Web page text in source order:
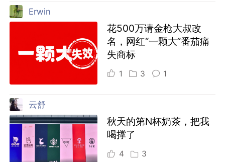
Erwin
花500万请金枪大叔改
名，网红“一颗大”番茄痛
失商标
1 3 1
云舒
秋天的第N杯奶茶，把我
喝撑了
4 3